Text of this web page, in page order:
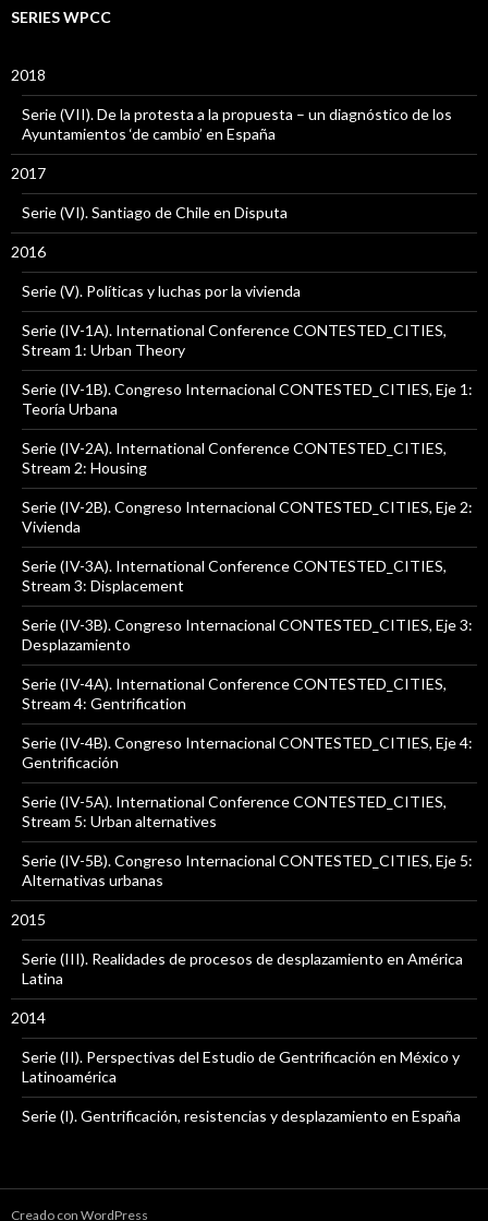
SERIES WPCC
2018
Serie (VII). De la protesta a la propuesta – un diagnóstico de los
Ayuntamientos ‘de cambio’ en España
2017
Serie (VI). Santiago de Chile en Disputa
2016
Serie (V). Políticas y luchas por la vivienda
Serie (IV-1A). International Conference CONTESTED_CITIES,
Stream 1: Urban Theory
Serie (IV-1B). Congreso Internacional CONTESTED_CITIES, Eje 1:
Teoría Urbana
Serie (IV-2A). International Conference CONTESTED_CITIES,
Stream 2: Housing
Serie (IV-2B). Congreso Internacional CONTESTED_CITIES, Eje 2:
Vivienda
Serie (IV-3A). International Conference CONTESTED_CITIES,
Stream 3: Displacement
Serie (IV-3B). Congreso Internacional CONTESTED_CITIES, Eje 3:
Desplazamiento
Serie (IV-4A). International Conference CONTESTED_CITIES,
Stream 4: Gentrification
Serie (IV-4B). Congreso Internacional CONTESTED_CITIES, Eje 4:
Gentrificación
Serie (IV-5A). International Conference CONTESTED_CITIES,
Stream 5: Urban alternatives
Serie (IV-5B). Congreso Internacional CONTESTED_CITIES, Eje 5:
Alternativas urbanas
2015
Serie (III). Realidades de procesos de desplazamiento en América
Latina
2014
Serie (II). Perspectivas del Estudio de Gentrificación en México y
Latinoamérica
Serie (I). Gentrificación, resistencias y desplazamiento en España
Creado con WordPress